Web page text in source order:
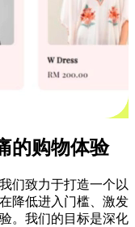
的购物体验
们致力于打造一个以
降低进入门槛、激发
。我们的目标是深化